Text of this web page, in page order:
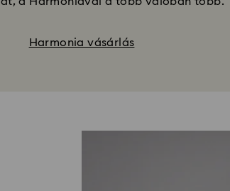
Harmonia vásárlás